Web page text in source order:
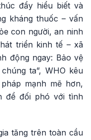
đẩy hiểu biết và
kháng thuốc – vấn
con người, an ninh
triển kinh tế – xã
động ngay: Bảo vệ
ta”, WHO kêu
mạnh mẽ hơn,
để đối phó với tình
tăng trên toàn cầu